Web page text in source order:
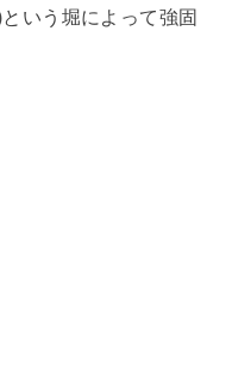
いう堀によって強固